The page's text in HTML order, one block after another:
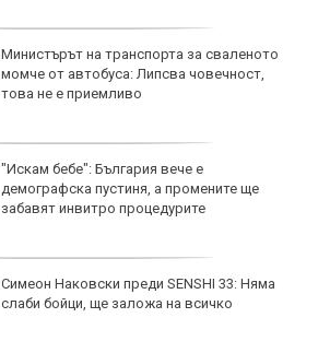
Министърът на транспорта за сваленото
момче от автобуса: Липсва човечност,
това не е приемливо
"Искам бебе": България вече е
демографска пустиня, а промените ще
забавят инвитро процедурите
Симеон Наковски преди SENSHI 33: Няма
слаби бойци, ще заложа на всичко